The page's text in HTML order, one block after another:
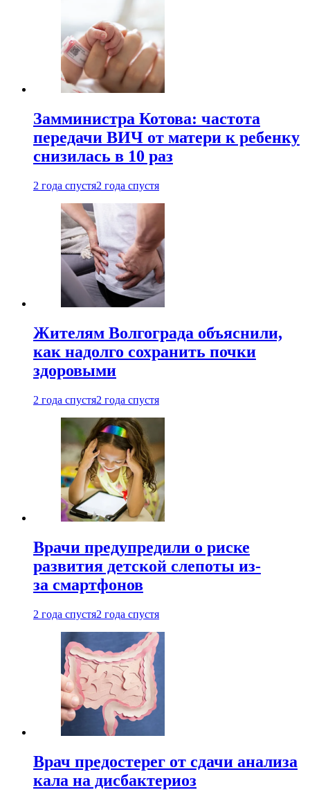
Замминистра Котова: частота
передачи ВИЧ от матери к ребенку
снизилась в 10 раз
2 года спустя2 года спустя
Жителям Волгограда объяснили,
как надолго сохранить почки
здоровыми
2 года спустя2 года спустя
Врачи предупредили о риске
развития детской слепоты из-
за смартфонов
2 года спустя2 года спустя
Врач предостерег от сдачи анализа
кала на дисбактериоз